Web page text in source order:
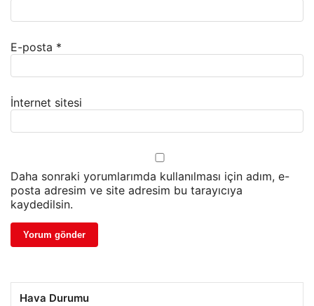
E-posta *
İnternet sitesi
Daha sonraki yorumlarımda kullanılması için adım, e-
posta adresim ve site adresim bu tarayıcıya
kaydedilsin.
Hava Durumu